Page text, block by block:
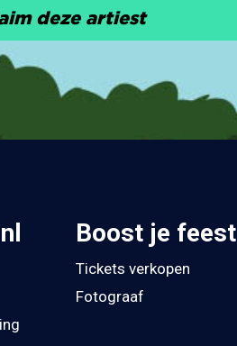
deze artiest
Boost je feest
Tickets verkopen
Fotograaf